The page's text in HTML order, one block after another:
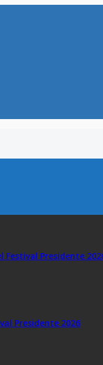
Presidente
Presidente 2026